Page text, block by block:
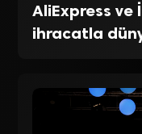
AliExpress ve
ihracatla